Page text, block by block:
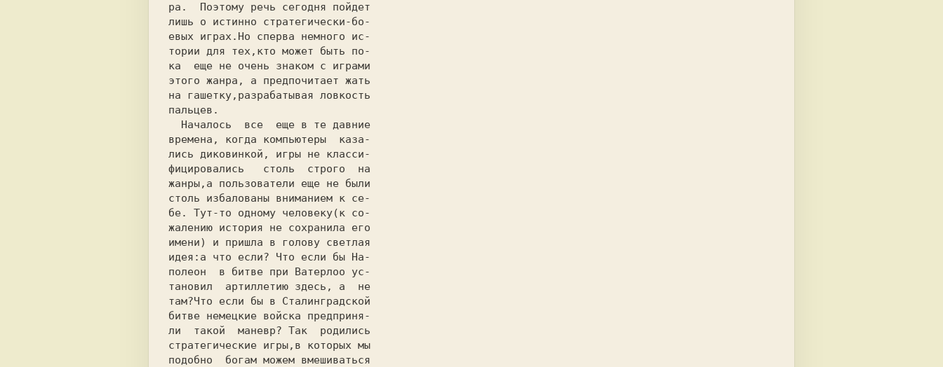
ра.  Поэтому речь сегодня пойдет
лишь о истинно стратегически-бо-
евых играх.Но сперва немного ис-
тории для тех,кто может быть по-
ка  еще не очень знаком с играми
этого жанра, а предпочитает жать
на гашетку,разрабатывая ловкость
пальцев.
времена, когда компьютеры  каза-
лись диковинкой, игры не класси-
фицировались   столь  строго  на
жанры,а пользователи еще не были
столь избалованы вниманием к се-
бе. Тут-то одному человеку(к со-
жалению история не сохранила его
имени) и пришла в голову светлая
идея:а что если? Что если бы На-
полеон  в битве при Ватерлоо ус-
тановил  артиллетию здесь, а  не
там?Что если бы в Сталинградской
битве немецкие войска предприня-
ли  такой  маневр? Так  родились
стратегические игры,в которых мы
подобно  богам можем вмешиваться